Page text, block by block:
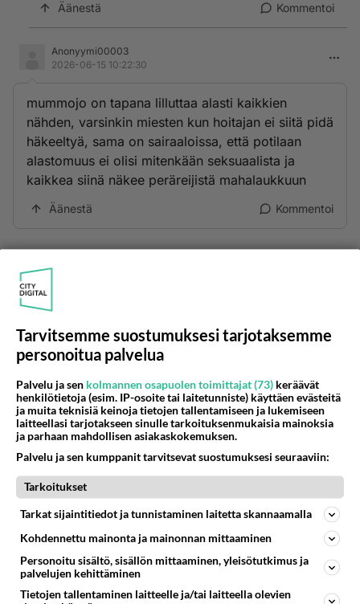
Äänestä Kommentoi
Anonyymi00003
2026-06-15 10:22:30
mummojo on tapana lilluttaa alasti kaikkien
nähden, varsinkin miesten kun hoitajan ei siitä pidä
häkeeltyä, sama on sairaaloissa, että potilaan
alastomuus ei olisi mitenkään seksuaalista ja
kaikkea siinä näkee peräreijistä mahalaukkuun
Äänestä Kommentoi
2026-06-21 01:52:53
Kuinka moni näistä on näitä mamuja?
Äänestä Kommentoi
Tarvitsemme suostumuksesi tarjotaksemme
personoitua palvelua
Palvelu ja sen kolmannen osapuolen toimittajat (73) keräävät
henkilötietoja (esim. IP-osoite tai laitetunniste) käyttäen evästeitä
ja muita teknisiä keinoja tietojen tallentamiseen ja lukemiseen
laitteellasi tarjotakseen sinulle tarkoituksenmukaisia mainoksia
ja parhaan mahdollisen asiakaskokemuksen.
Palvelu ja sen kumppanit tarvitsevat suostumuksesi seuraaviin:
Tarkoitukset
Tarkat sijaintitiedot ja tunnistaminen laitetta skannaamalla
Kohdennettu mainonta ja mainonnan mittaaminen
Personoitu sisältö, sisällön mittaaminen, yleisötutkimus ja
palvelujen kehittäminen
Tietojen tallentaminen laitteelle ja/tai laitteella olevien